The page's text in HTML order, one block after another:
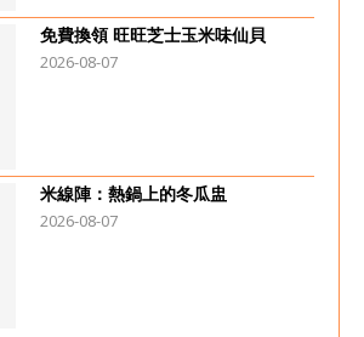
免費換領 旺旺芝士玉米味仙貝
2026-08-07
米線陣：熱鍋上的冬瓜盅
2026-08-07